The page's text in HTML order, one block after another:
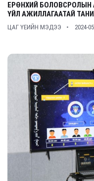
ЕРӨНХИЙ БОЛОВСРОЛЫН
ҮЙЛ АЖИЛЛАГААТАЙ
ЦАГ ҮЕИЙН МЭДЭЭ 2024-